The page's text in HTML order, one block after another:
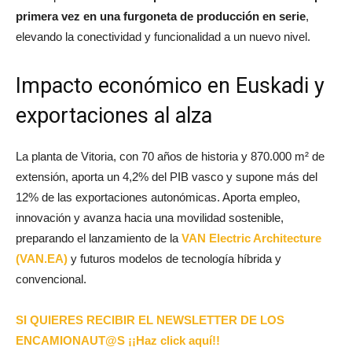
primera vez en una furgoneta de producción en serie,
elevando la conectividad y funcionalidad a un nuevo nivel.
Impacto económico en Euskadi y
exportaciones al alza
La planta de Vitoria, con 70 años de historia y 870.000 m² de
extensión, aporta un 4,2% del PIB vasco y supone más del
12% de las exportaciones autonómicas. Aporta empleo,
innovación y avanza hacia una movilidad sostenible,
preparando el lanzamiento de la VAN Electric Architecture
(VAN.EA) y futuros modelos de tecnología híbrida y
convencional.
SI QUIERES RECIBIR EL NEWSLETTER DE LOS
ENCAMIONAUT@S ¡¡Haz click aquí!!